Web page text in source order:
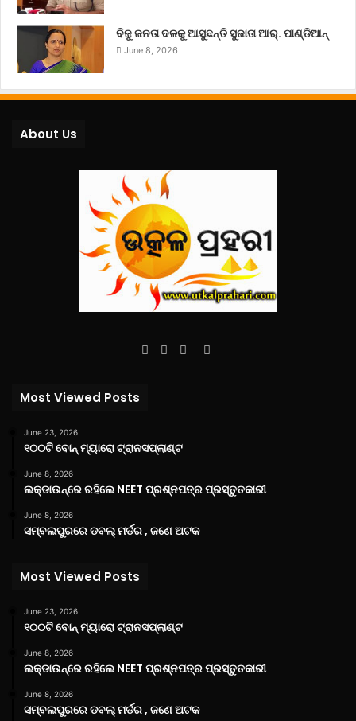
ବିଜୁ ଜନତା ଦଳକୁ ଆସୁଛନ୍ତି ସୁଜାତା ଆର୍‌. ପାଣ୍ଡିଆନ୍
June 8, 2026
About Us
Facebook
TwitterYouTube
Instagram
Most Viewed Posts
June 23, 2026
୧୦୦ଟି ବୋନ୍ ମ୍ୟାରୋ ଟ୍ରାନସପ୍ଲାଣ୍ଟ
June 8, 2026
ଲକ୍‌ଡାଉନ୍‌ରେ ରହିଲେ NEET ପ୍ରଶ୍ନପତ୍ର ପ୍ରସ୍ତୁତକାରୀ
June 8, 2026
ସମ୍ବଲପୁରରେ ଡବଲ୍ ମର୍ଡର , ଜଣେ ଅଟକ
Most Viewed Posts
June 23, 2026
୧୦୦ଟି ବୋନ୍ ମ୍ୟାରୋ ଟ୍ରାନସପ୍ଲାଣ୍ଟ
June 8, 2026
ଲକ୍‌ଡାଉନ୍‌ରେ ରହିଲେ NEET ପ୍ରଶ୍ନପତ୍ର ପ୍ରସ୍ତୁତକାରୀ
June 8, 2026
ସମ୍ବଲପୁରରେ ଡବଲ୍ ମର୍ଡର , ଜଣେ ଅଟକ